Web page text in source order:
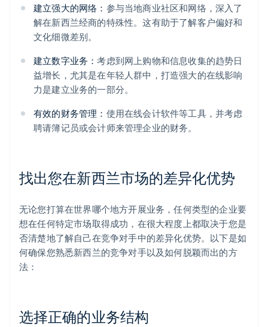
建立强大的网络： 参与当地商业社区和网络，深入了
解在新西兰经商的特殊性。这有助于了解客户偏好和
文化细微差别。
建立数字业务：考虑到网上购物和信息收集的趋势日
益增长，尤其是在年轻人群中，打造强大的在线影响
力是建立业务的一部分。
有效的财务管理： 使用在线会计软件等工具，并考虑
聘请簿记员或会计师来管理企业的财务。
找出您在新西兰市场的差异化优势
无论您打算在世界哪个地方开展业务，任何类型的企业要
想在任何特定市场取得成功，在很大程度上都取决于您是
否清楚地了解自己在竞争对手中的差异化优势。以下是如
何确保您熟悉新西兰的竞争对手以及如何脱颖而出的方
法：
选择正确的业务结构